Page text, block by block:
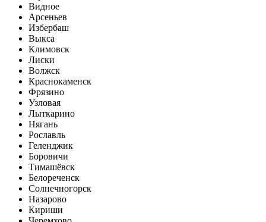
Видное
Арсеньев
Избербаш
Выкса
Климовск
Лиски
Волжск
Краснокаменск
Фрязино
Узловая
Лыткарино
Нягань
Рославль
Геленджик
Боровичи
Тимашёвск
Белореченск
Солнечногорск
Назарово
Кириши